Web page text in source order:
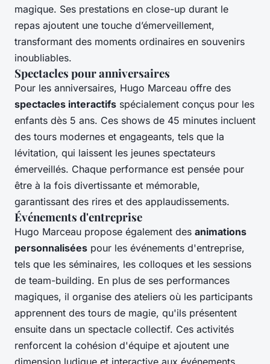
magique. Ses prestations en close-up durant le
repas ajoutent une touche d’émerveillement,
transformant des moments ordinaires en souvenirs
inoubliables.
Spectacles pour anniversaires
Pour les anniversaires, Hugo Marceau offre des
spectacles interactifs spécialement conçus pour les
enfants dès 5 ans. Ces shows de 45 minutes incluent
des tours modernes et engageants, tels que la
lévitation, qui laissent les jeunes spectateurs
émerveillés. Chaque performance est pensée pour
être à la fois divertissante et mémorable,
garantissant des rires et des applaudissements.
Événements d'entreprise
Hugo Marceau propose également des animations
personnalisées pour les événements d'entreprise,
tels que les séminaires, les colloques et les sessions
de team-building. En plus de ses performances
magiques, il organise des ateliers où les participants
apprennent des tours de magie, qu'ils présentent
ensuite dans un spectacle collectif. Ces activités
renforcent la cohésion d'équipe et ajoutent une